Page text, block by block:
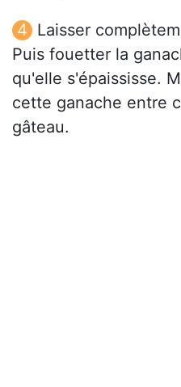
Laisser
Puis fouetter la
qu'elle s'épaississe.
cette ganache entre
gâteau.